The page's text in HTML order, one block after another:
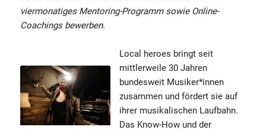
viermonatiges Mentoring-Programm sowie Online-
Coachings bewerben.
Local heroes bringt seit
mittlerweile 30 Jahren
bundesweit Musiker*innen
zusammen und fördert sie auf
ihrer musikalischen Laufbahn.
Das Know-How und der